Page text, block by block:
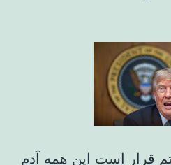
قرار است این همه آدم